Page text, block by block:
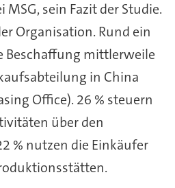
MSG, sein Fazit der Studie.
Organisation. Rund ein
Beschaffung mittlerweile
in China
Office). 26 % steuern
über den
% nutzen die Einkäufer